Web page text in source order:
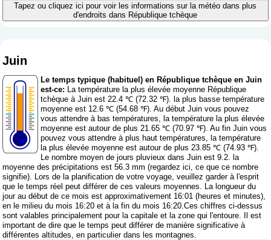
Tapez ou cliquez ici pour voir les informations sur la météo dans plus
d'endroits dans République tchèque
Juin
Le temps typique (habituel) en République tchèque en Juin
est-ce: La température la plus élevée moyenne République
tchèque à Juin est 22.4 ℃ (72.32 ℉). la plus basse température
moyenne est 12.6 ℃ (54.68 ℉). Au début Juin vous pouvez
vous attendre à bas températures, la température la plus élevée
moyenne est autour de plus 21.65 ℃ (70.97 ℉). Au fin Juin vous
pouvez vous attendre à plus haut températures, la température
la plus élevée moyenne est autour de plus 23.85 ℃ (74.93 ℉).
Le nombre moyen de jours pluvieux dans Juin est 9.2. la
moyenne des précipitations est 56.3 mm (regardez ici, ce que ce nombre
signifie). Lors de la planification de votre voyage, veuillez garder à l'esprit
que le temps réel peut différer de ces valeurs moyennes. La longueur du
jour au début de ce mois est approximativement 16:01 (heures et minutes),
en le milieu du mois 16:20 et à la fin du mois 16:20.Ces chiffres ci-dessus
sont valables principalement pour la capitale et la zone qui l'entoure. Il est
important de dire que le temps peut différer de manière significative à
différentes altitudes, en particulier dans les montagnes.